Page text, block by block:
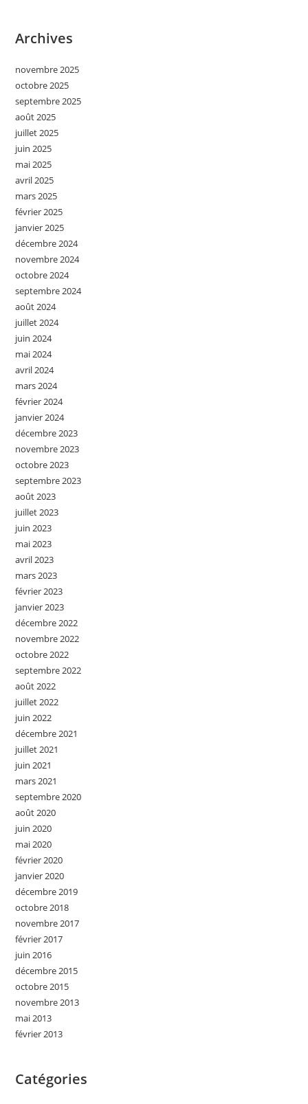
Archives
novembre 2025
octobre 2025
septembre 2025
août 2025
juillet 2025
juin 2025
mai 2025
avril 2025
mars 2025
février 2025
janvier 2025
décembre 2024
novembre 2024
octobre 2024
septembre 2024
août 2024
juillet 2024
juin 2024
mai 2024
avril 2024
mars 2024
février 2024
janvier 2024
décembre 2023
novembre 2023
octobre 2023
septembre 2023
août 2023
juillet 2023
juin 2023
mai 2023
avril 2023
mars 2023
février 2023
janvier 2023
décembre 2022
novembre 2022
octobre 2022
septembre 2022
août 2022
juillet 2022
juin 2022
décembre 2021
juillet 2021
juin 2021
mars 2021
septembre 2020
août 2020
juin 2020
mai 2020
février 2020
janvier 2020
décembre 2019
octobre 2018
novembre 2017
février 2017
juin 2016
décembre 2015
octobre 2015
novembre 2013
mai 2013
février 2013
Catégories